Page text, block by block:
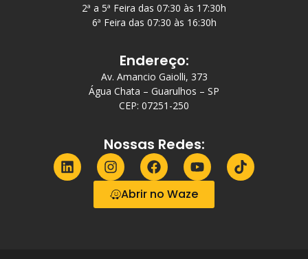
2ª a 5ª Feira das 07:30 às 17:30h
6ª Feira das 07:30 às 16:30h
Endereço:
Av. Amancio Gaiolli, 373
Água Chata – Guarulhos – SP
CEP: 07251-250
Nossas Redes:
Abrir no Waze